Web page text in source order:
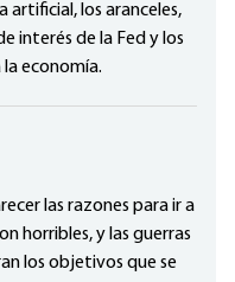
artificial, los aranceles,
interés de la Fed y los
economía.
las razones para ir a
horribles, y las guerras
los objetivos que se